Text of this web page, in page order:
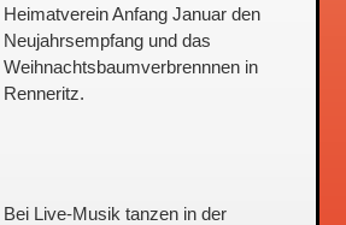
Heimatverein Anfang Januar den
Neujahrsempfang und das
Weihnachtsbaum­verbrennnen in
Renneritz.
Bei Live-Musik tanzen in der